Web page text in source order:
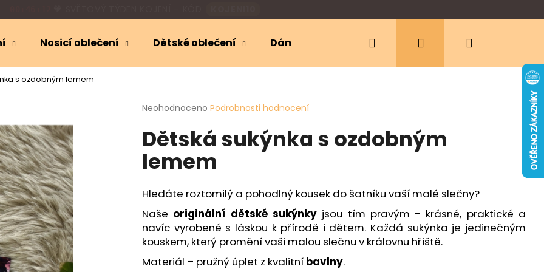
Nosicí oblečení Dětské oblečení Dámské oblečení Ergonomická nosítka
Hledat PřihlášeníNákupní
s ozdobným lemem
Průměrné
produktu
je
0,0
hvězdiček.
Neohodnoceno Podrobnosti hodnocení
Dětská sukýnka s ozdobným
lemem
Hledáte roztomilý a pohodlný kousek do šatníku vaší malé slečny?
Naše originální dětské sukýnkyjsou tím pravým - krásné, praktické a
navíc vyrobené s láskou k přírodě i dětem. Každá sukýnka je jedinečným
kouskem, který promění vaši malou slečnu v královnu hřiště.
Materiál – pružný úplet z kvalitní bavlny.
Co potřebujete najít?
HLEDAT
Doporučujeme